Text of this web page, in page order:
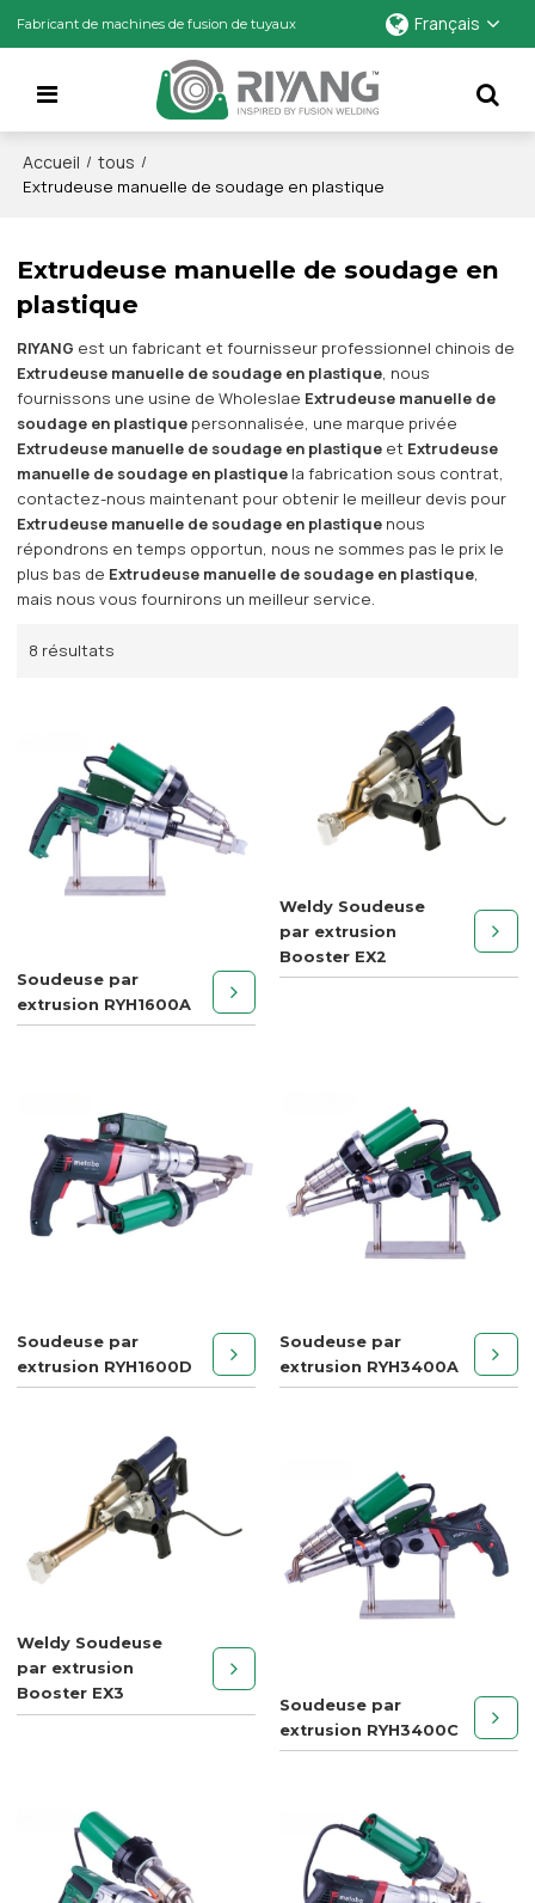
Fabricant de machines de fusion de tuyaux Français
Accueil / tous /
Extrudeuse manuelle de soudage en plastique
Extrudeuse manuelle de soudage en
plastique
RIYANG est un fabricant et fournisseur professionnel chinois de
Extrudeuse manuelle de soudage en plastique, nous
fournissons une usine de Wholeslae Extrudeuse manuelle de
soudage en plastique personnalisée, une marque privée
Extrudeuse manuelle de soudage en plastique et Extrudeuse
manuelle de soudage en plastique la fabrication sous contrat,
contactez-nous maintenant pour obtenir le meilleur devis pour
Extrudeuse manuelle de soudage en plastique nous
répondrons en temps opportun, nous ne sommes pas le prix le
plus bas de Extrudeuse manuelle de soudage en plastique,
mais nous vous fournirons un meilleur service.
8 résultats
Soudeuse par
extrusion RYH1600A
Weldy Soudeuse
par extrusion
Booster EX2
Soudeuse par
extrusion RYH1600D
Soudeuse par
extrusion RYH3400A
Weldy Soudeuse
par extrusion
Booster EX3
Soudeuse par
extrusion RYH3400C